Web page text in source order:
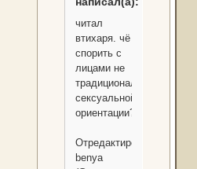
читал
втихаря. чё
спорить с
лицами не
традициональной
сексуальной
ориентации?
Отредактировано
benya